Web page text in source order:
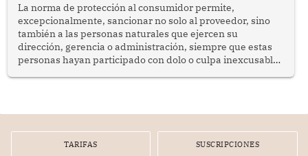
La norma de protección al consumidor permite,
excepcionalmente, sancionar no solo al proveedor, sino
también a las personas naturales que ejercen su
dirección, gerencia o administración, siempre que estas
personas hayan participado con dolo o culpa inexcusable
por la frustrada realización de un meet and greet con
TARIFAS SUSCRIPCIONES